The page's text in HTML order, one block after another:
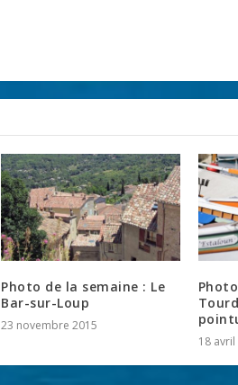
Photo de la semaine : Le
Bar-sur-Loup
23 novembre 2015
18